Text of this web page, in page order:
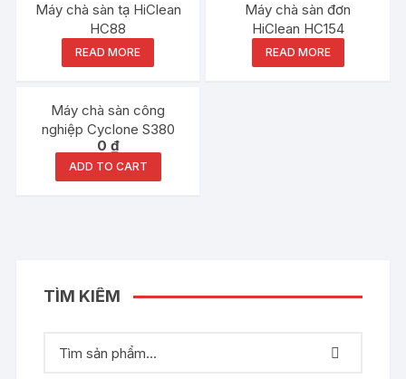
Máy chà sàn tạ HiClean
HC88
READ MORE
Máy chà sàn đơn
HiClean HC154
READ MORE
Máy chà sàn công
nghiệp Cyclone S380
0₫
ADD TO CART
TÌM KIẾM